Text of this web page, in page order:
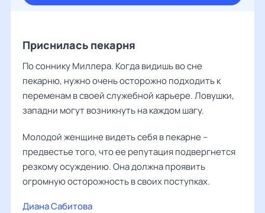
Приснилась пекарня
По соннику Миллера. Когда видишь во сне
пекарню, нужно очень осторожно подходить к
переменам в своей служебной карьере. Ловушки,
западни могут возникнуть на каждом шагу.
Молодой женщине видеть себя в пекарне –
предвестье того, что ее репутация подвергнется
резкому осуждению. Она должна проявить
огромную осторожность в своих поступках.
Диана Сабитова